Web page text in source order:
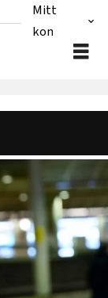
Mitt
konto